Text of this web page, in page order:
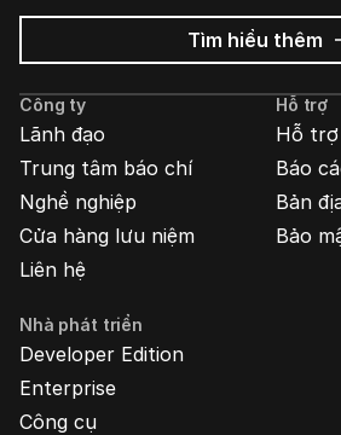
Tìm hiểu thêm
Công ty
Lãnh đạo
Trung tâm báo chí
Nghề nghiệp
Cửa hàng lưu niệm
Liên hệ
Hỗ trợ
Hỗ trợ
Báo
Bản
Bảo
Nhà phát triển
Developer Edition
Enterprise
Công cụ